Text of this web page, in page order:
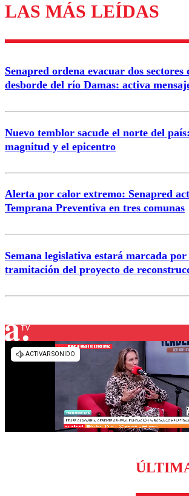
LAS MÁS LEÍDAS
Senapred ordena evacuar dos
desborde del río Damas: activa
Nuevo temblor sacude el norte del
magnitud y el epicentro
Alerta por calor extremo: Senapred
Temprana Preventiva en tres comunas
Semana legislativa estará marcada
tramitación del proyecto de